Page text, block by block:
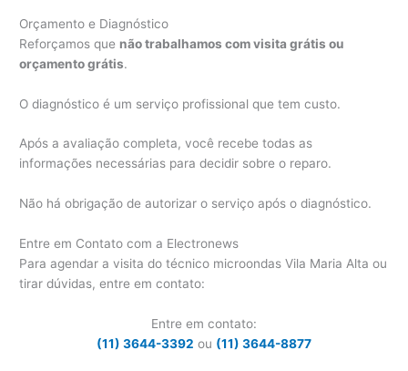
Orçamento e Diagnóstico
Reforçamos que não trabalhamos com visita grátis ou
orçamento grátis.
O diagnóstico é um serviço profissional que tem custo.
Após a avaliação completa, você recebe todas as
informações necessárias para decidir sobre o reparo.
Não há obrigação de autorizar o serviço após o diagnóstico.
Entre em Contato com a Electronews
Para agendar a visita do técnico microondas Vila Maria Alta ou
tirar dúvidas, entre em contato:
Entre em contato:
(11) 3644-3392 ou (11) 3644-8877